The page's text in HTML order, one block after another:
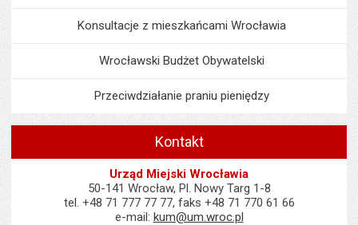
Konsultacje z mieszkańcami Wrocławia
Wrocławski Budżet Obywatelski
Przeciwdziałanie praniu pieniędzy
Kontakt
Urząd Miejski Wrocławia
50-141 Wrocław, Pl. Nowy Targ 1-8
tel. +48 71 777 77 77, faks +48 71 770 61 66
e-mail: kum@um.wroc.pl